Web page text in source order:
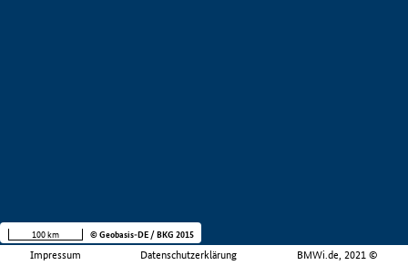
Impressum Datenschutzerklärung BMWi.de, 2021 ©
100 km © Geobasis-DE / BKG 2015